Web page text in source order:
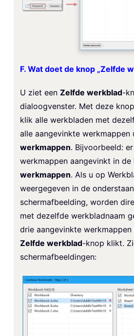
F. Wat doet de knop „Zelfde
U ziet een Zelfde werkblad-
dialoogvenster. Met deze
klik alle werkbladen met
alle aangevinkte werkmappen
werkmappen. Bijvoorbeeld:
werkmappen aangevinkt in de
werkmappen. Als u op
weergegeven in de
schermafbeelding, worden
met dezelfde werkbladnaam
drie aangevinkte
Zelfde werkblad-knop klikt.
schermafbeeldingen: